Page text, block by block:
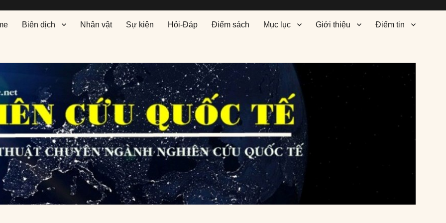
Biên dịch Nhân vật Sự kiện Hỏi-Đáp Điểm sách Mục lục Giới thiệu Điểm tin